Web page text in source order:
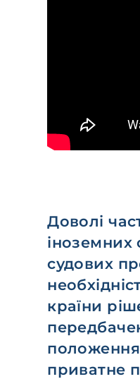
Доволі
іноземних
судових
країни
приватне